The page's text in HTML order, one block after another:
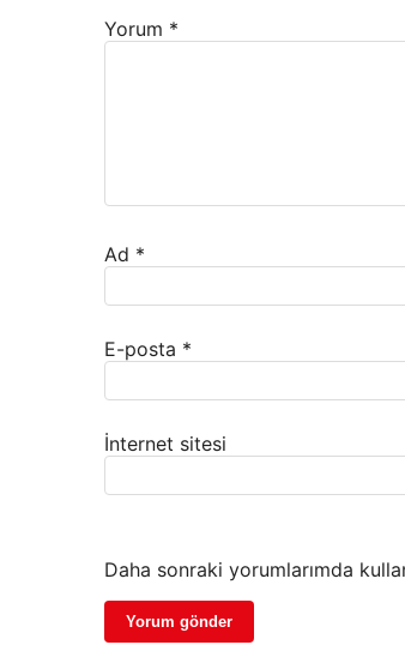
Yorum *
Ad *
E-posta *
İnternet sitesi
Daha sonraki yorumlarımda